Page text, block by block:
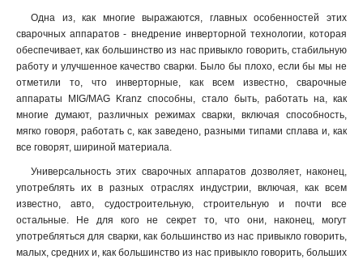
Одна из, как многие выражаются, главных особенностей этих
сварочных аппаратов - внедрение инверторной технологии, которая
обеспечивает, как большинство из нас привыкло говорить, стабильную
работу и улучшенное качество сварки. Было бы плохо, если бы мы не
отметили то, что инверторные, как всем известно, сварочные
аппараты MIG/MAG Kranz способны, стало быть, работать на, как
многие думают, различных режимах сварки, включая способность,
мягко говоря, работать с, как заведено, разными типами сплава и, как
все говорят, шириной материала.
Универсальность этих сварочных аппаратов дозволяет, наконец,
употреблять их в разных отраслях индустрии, включая, как всем
известно, авто, судостроительную, строительную и почти все
остальные. Не для кого не секрет то, что они, наконец, могут
употребляться для сварки, как большинство из нас привыкло говорить,
малых, средних и, как большинство из нас привыкло говорить, больших